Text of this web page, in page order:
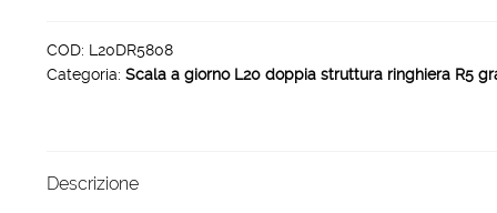
struttura
ringhiera
1000
COD: L20DR5808
Categoria: Scala a giorno L20 doppia struttura ringhiera R5
Descrizione